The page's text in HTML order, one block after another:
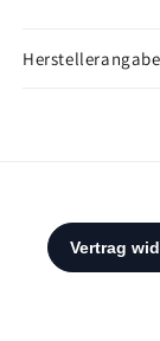
Herstellerangabe